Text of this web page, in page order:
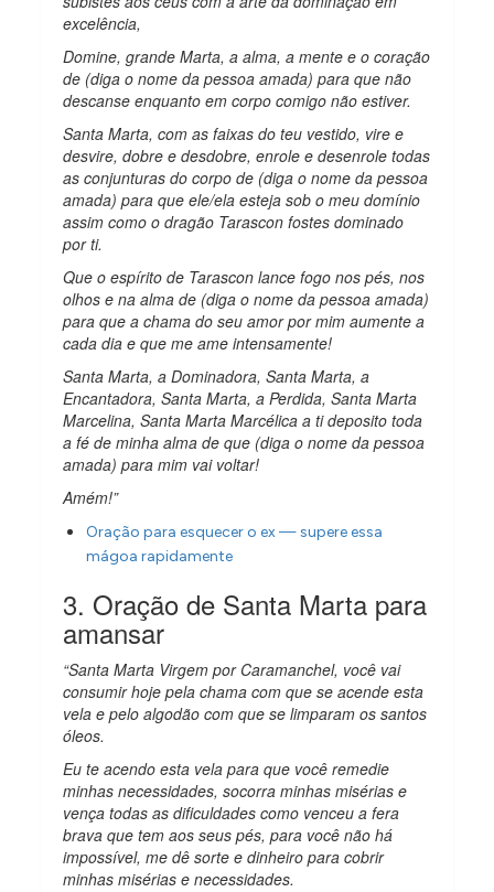
excelência,
Domine, grande Marta, a alma, a mente e o coração
de (diga o nome da pessoa amada) para que não
descanse enquanto em corpo comigo não estiver.
Santa Marta, com as faixas do teu vestido, vire e
desvire, dobre e desdobre, enrole e desenrole todas
as conjunturas do corpo de (diga o nome da pessoa
amada) para que ele/ela esteja sob o meu domínio
assim como o dragão Tarascon fostes dominado
por ti.
Que o espírito de Tarascon lance fogo nos pés, nos
olhos e na alma de (diga o nome da pessoa amada)
para que a chama do seu amor por mim aumente a
cada dia e que me ame intensamente!
Santa Marta, a Dominadora, Santa Marta, a
Encantadora, Santa Marta, a Perdida, Santa Marta
Marcelina, Santa Marta Marcélica a ti deposito toda
a fé de minha alma de que (diga o nome da pessoa
amada) para mim vai voltar!
Amém!”
Oração para esquecer o ex — supere essa
mágoa rapidamente
3. Oração de Santa Marta para
amansar
“Santa Marta Virgem por Caramanchel, você vai
consumir hoje pela chama com que se acende esta
vela e pelo algodão com que se limparam os santos
óleos.
Eu te acendo esta vela para que você remedie
minhas necessidades, socorra minhas misérias e
vença todas as dificuldades como venceu a fera
brava que tem aos seus pés, para você não há
impossível, me dê sorte e dinheiro para cobrir
minhas misérias e necessidades.